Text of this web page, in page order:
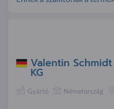
Valentin
KG
Gyártó Németország